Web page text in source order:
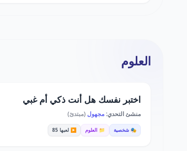
العلوم
اختبر نفسك هل أنت ذكي أم غبي
منشئ التحدي:مجهول (مبتدئ)
🎭 شخصية 📁 العلوم ▶️ لعبها 85